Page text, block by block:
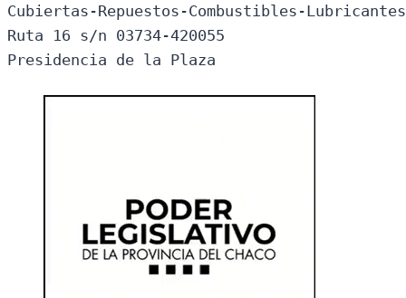
Cubiertas-Repuestos-Combustibles-
Ruta 16 s/n 03734-420055
Presidencia de la Plaza